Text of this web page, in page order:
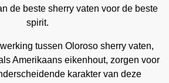
de beste sherry vaten voor de beste
spirit.
tussen Oloroso sherry vaten,
Amerikaans eikenhout, zorgen voor
karakter van deze